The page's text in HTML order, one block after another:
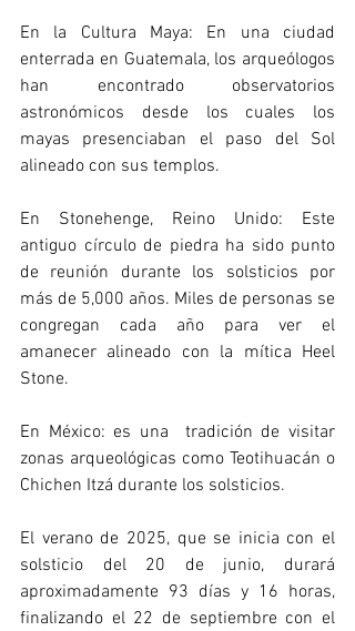
En la Cultura Maya: En una ciudad
enterrada en Guatemala, los arqueólogos
han encontrado observatorios
astronómicos desde los cuales los
mayas presenciaban el paso del Sol
alineado con sus templos.
En Stonehenge, Reino Unido: Este
antiguo círculo de piedra ha sido punto
de reunión durante los solsticios por
más de 5,000 años. Miles de personas se
congregan cada año para ver el
amanecer alineado con la mítica Heel
Stone.
En México: es una  tradición de visitar
zonas arqueológicas como Teotihuacán o
Chichen Itzá durante los solsticios.
El verano de 2025, que se inicia con el
solsticio del 20 de junio, durará
aproximadamente 93 días y 16 horas,
finalizando el 22 de septiembre con el